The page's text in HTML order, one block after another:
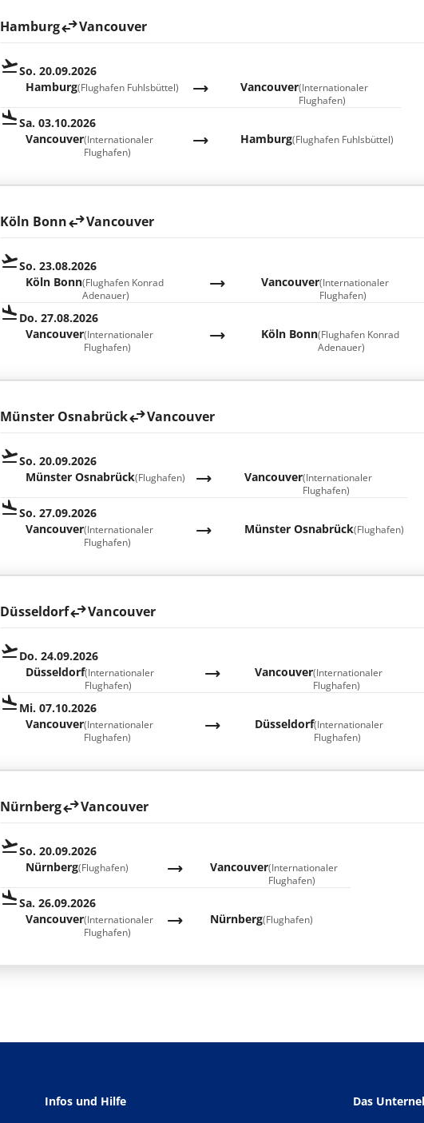
Hamburg Vancouver
So. 20.09.2026
Hamburg(Flughafen Fuhlsbüttel) Vancouver(Internationaler
Flughafen)
Sa. 03.10.2026
Hamburg(Flughafen Fuhlsbüttel)
Vancouver(Internationaler
Flughafen)
Köln Bonn Vancouver
So. 23.08.2026
Köln Bonn(Flughafen Konrad
Adenauer)
Vancouver(Internationaler
Flughafen)
Do. 27.08.2026
Köln Bonn(Flughafen Konrad
Adenauer)
Vancouver(Internationaler
Flughafen)
Münster Osnabrück Vancouver
So. 20.09.2026
Münster Osnabrück(Flughafen) Vancouver(Internationaler
Flughafen)
So. 27.09.2026
Münster Osnabrück(Flughafen)
Vancouver(Internationaler
Flughafen)
Düsseldorf Vancouver
Do. 24.09.2026
Düsseldorf(Internationaler
Flughafen)
Vancouver(Internationaler
Flughafen)
Mi. 07.10.2026
Düsseldorf(Internationaler
Flughafen)
Vancouver(Internationaler
Flughafen)
Nürnberg Vancouver
So. 20.09.2026
Nürnberg(Flughafen) Vancouver(Internationaler
Flughafen)
Sa. 26.09.2026
Nürnberg(Flughafen)
Vancouver(Internationaler
Flughafen)
Infos und Hilfe Das